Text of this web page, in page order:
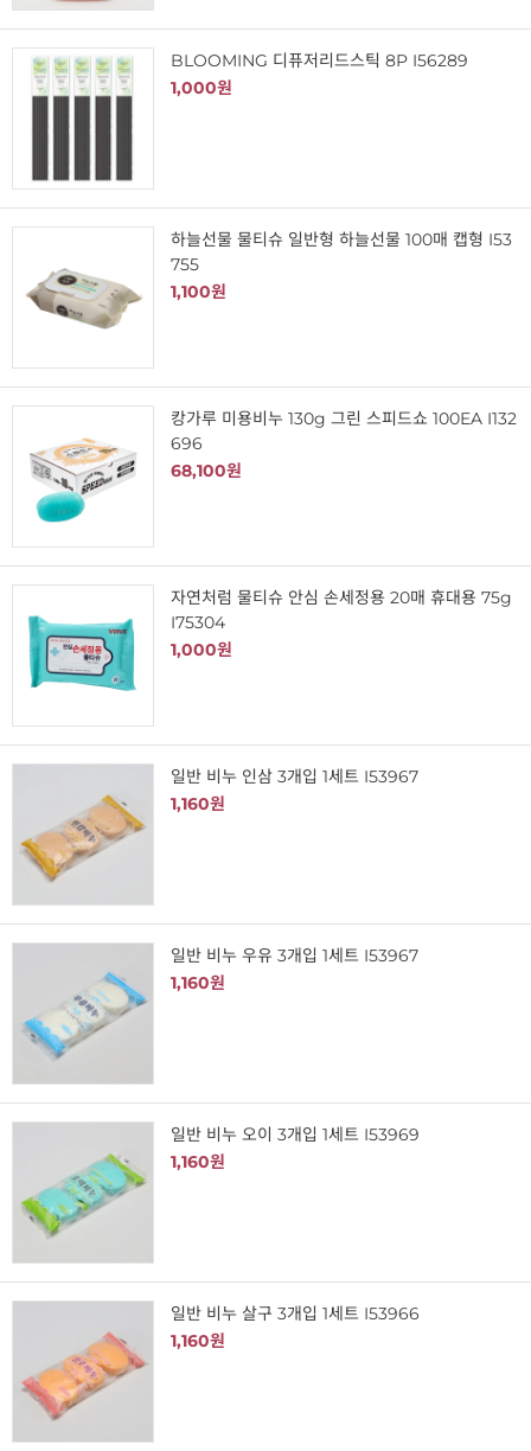
BLOOMING 디퓨저리드스틱 8P I56289
1,000원
하늘선물 물티슈 일반형 하늘선물 100매 캡형 I53
755
1,100원
캉가루 미용비누 130g 그린 스피드쇼 100EA I132
696
68,100원
자연처럼 물티슈 안심 손세정용 20매 휴대용 75g
I75304
1,000원
일반 비누 인삼 3개입 1세트 I53967
1,160원
일반 비누 우유 3개입 1세트 I53967
1,160원
일반 비누 오이 3개입 1세트 I53969
1,160원
일반 비누 살구 3개입 1세트 I53966
1,160원